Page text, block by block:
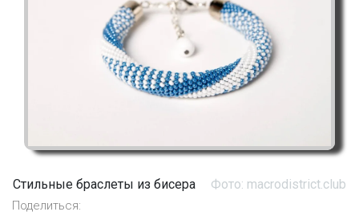
Стильные браслеты из бисера Фото: macrodistrict.club
Поделиться: